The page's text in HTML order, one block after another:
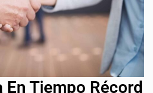
En Tiempo Récord